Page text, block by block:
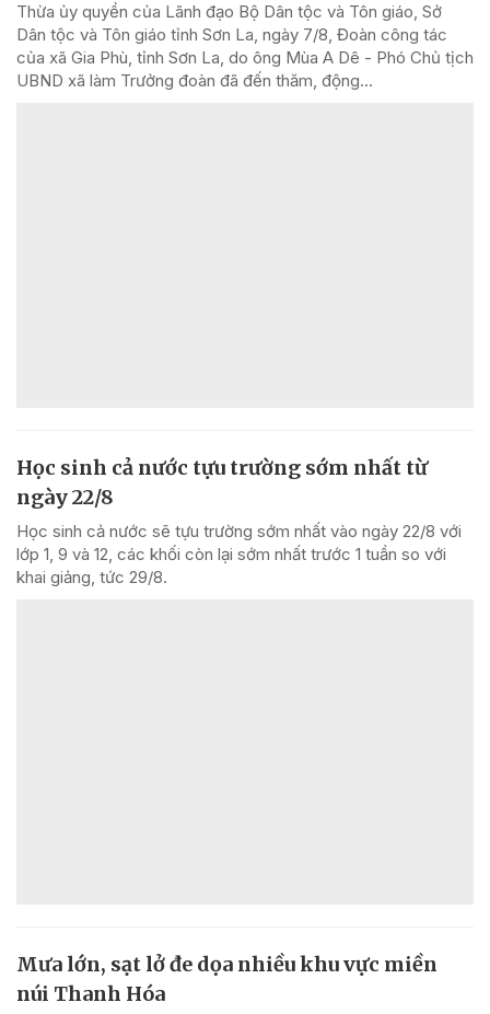
Thừa ủy quyền của Lãnh đạo Bộ Dân tộc và Tôn giáo, Sở
Dân tộc và Tôn giáo tỉnh Sơn La, ngày 7/8, Đoàn công tác
của xã Gia Phù, tỉnh Sơn La, do ông Mùa A Dê - Phó Chủ tịch
UBND xã làm Trưởng đoàn đã đến thăm, động...
Học sinh cả nước tựu trường sớm nhất từ
ngày 22/8
Học sinh cả nước sẽ tựu trường sớm nhất vào ngày 22/8 với
lớp 1, 9 và 12, các khối còn lại sớm nhất trước 1 tuần so với
khai giảng, tức 29/8.
Mưa lớn, sạt lở đe dọa nhiều khu vực miền
núi Thanh Hóa